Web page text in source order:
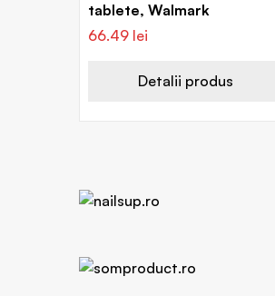
tablete, Walmark
66.49 lei
Detalii produs